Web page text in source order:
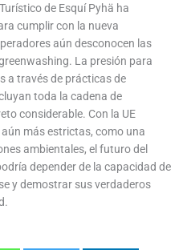
de Esquí Pyhä ha
cumplir con la nueva
aún desconocen las
La presión para
a través de prácticas de
toda la cadena de
considerable. Con la UE
más estrictas, como una
ambientales, el futuro del
depender de la capacidad de
y demostrar sus verdaderos